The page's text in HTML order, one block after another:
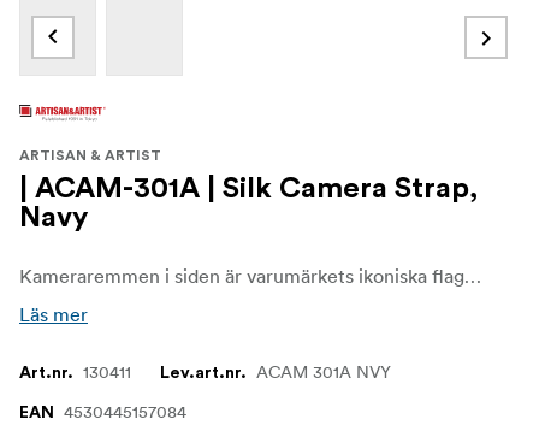
ARTISAN & ARTIST
| ACAM-301A | Silk Camera Strap,
Navy
Kameraremmen i siden är varumärkets ikoniska flaggskeppsprodukt och har utvecklats från obijime i siden, en populär högkvalitativ dekoration för japanska kläder.
Läs mer
Art.nr. 130411 Lev.art.nr. ACAM 301A NVY
EAN 4530445157084